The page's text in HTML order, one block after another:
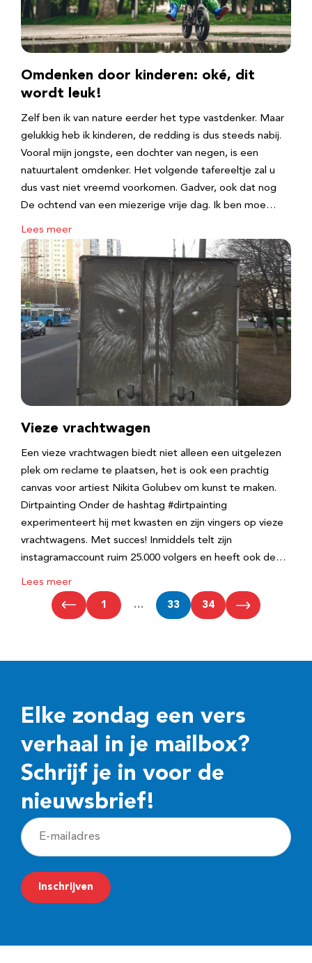
Omdenken door kinderen: oké, dit
wordt leuk!
Zelf ben ik van nature eerder het type vastdenker. Maar
gelukkig heb ik kinderen, de redding is dus steeds nabij.
Vooral mijn jongste, een dochter van negen, is een
natuurtalent omdenker. Het volgende tafereeltje zal u
dus vast niet vreemd voorkomen. Gadver, ook dat nog
De ochtend van een miezerige vrije dag. Ik ben moe…
Lees meer
Vieze vrachtwagen
Een vieze vrachtwagen biedt niet alleen een uitgelezen
plek om reclame te plaatsen, het is ook een prachtig
canvas voor artiest Nikita Golubev om kunst te maken.
Dirtpainting Onder de hashtag #dirtpainting
experimenteert hij met kwasten en zijn vingers op vieze
vrachtwagens. Met succes! Inmiddels telt zijn
instagramaccount ruim 25.000 volgers en heeft ook de…
Lees meer
1 … 33 34
Elke zondag een vers
verhaal in je mailbox?
Schrijf je in voor de
nieuwsbrief!
E
-
m
a
Inschrijven